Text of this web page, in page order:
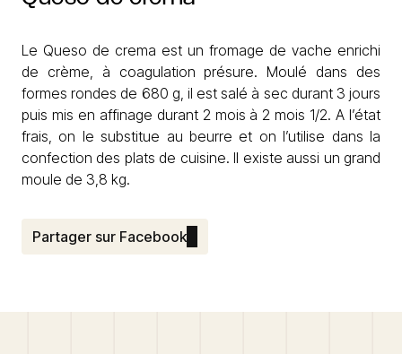
Le Queso de crema est un fromage de vache enrichi
de crème, à coagulation présure. Moulé dans des
formes rondes de 680 g, il est salé à sec durant 3 jours
puis mis en affinage durant 2 mois à 2 mois 1/2. A l’état
frais, on le substitue au beurre et on l’utilise dans la
confection des plats de cuisine. Il existe aussi un grand
moule de 3,8 kg.
Partager sur Facebook